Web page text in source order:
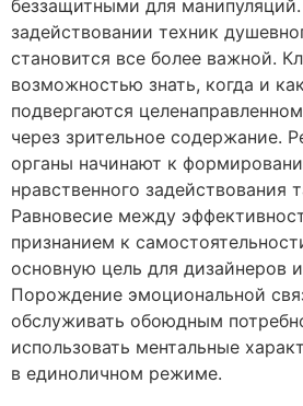
беззащитными для
задействовании техник
становится все более важной.
возможностью знать, когда и
подвергаются
через зрительное содержание.
органы начинают к
нравственного задействования
Равновесие между
признанием к
основную цель для дизайнеров
Порождение эмоциональной
обслуживать обоюдным
использовать ментальные
в единоличном режиме.